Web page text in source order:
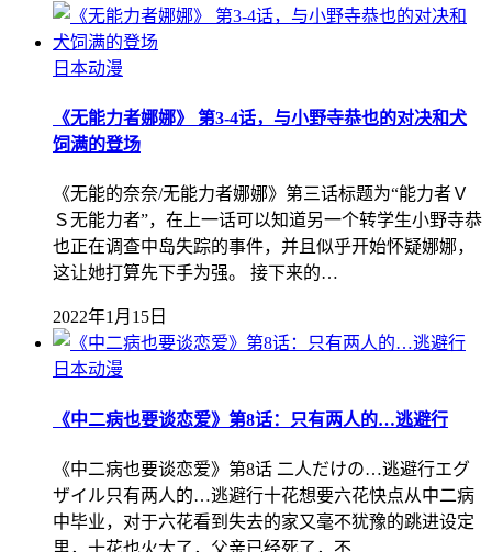
日本动漫
《无能力者娜娜》 第3-4话，与小野寺恭也的对决和犬
饲满的登场
《无能的奈奈/无能力者娜娜》第三话标题为“能力者Ｖ
Ｓ无能力者”，在上一话可以知道另一个转学生小野寺恭
也正在调查中岛失踪的事件，并且似乎开始怀疑娜娜，
这让她打算先下手为强。 接下来的…
2022年1月15日
日本动漫
《中二病也要谈恋爱》第8话：只有两人的…逃避行
《中二病也要谈恋爱》第8话 二人だけの…逃避行エグ
ザイル只有两人的…逃避行十花想要六花快点从中二病
中毕业，对于六花看到失去的家又毫不犹豫的跳进设定
里，十花也火大了，父亲已经死了，不…